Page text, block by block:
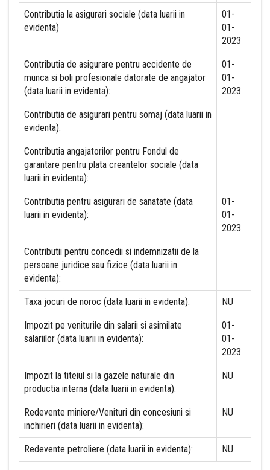
Contributia la asigurari sociale (data luarii in
evidenta)
01-
01-
2023
Contributia de asigurare pentru accidente de
munca si boli profesionale datorate de angajator
(data luarii in evidenta):
01-
01-
2023
Contributia de asigurari pentru somaj (data luarii in
evidenta):
Contributia angajatorilor pentru Fondul de
garantare pentru plata creantelor sociale (data
luarii in evidenta):
Contributia pentru asigurari de sanatate (data
luarii in evidenta):
01-
01-
2023
Contributii pentru concedii si indemnizatii de la
persoane juridice sau fizice (data luarii in
evidenta):
Taxa jocuri de noroc (data luarii in evidenta): NU
Impozit pe veniturile din salarii si asimilate
salariilor (data luarii in evidenta):
01-
01-
2023
Impozit la titeiul si la gazele naturale din
productia interna (data luarii in evidenta):
NU
Redevente miniere/Venituri din concesiuni si
inchirieri (data luarii in evidenta):
NU
Redevente petroliere (data luarii in evidenta): NU